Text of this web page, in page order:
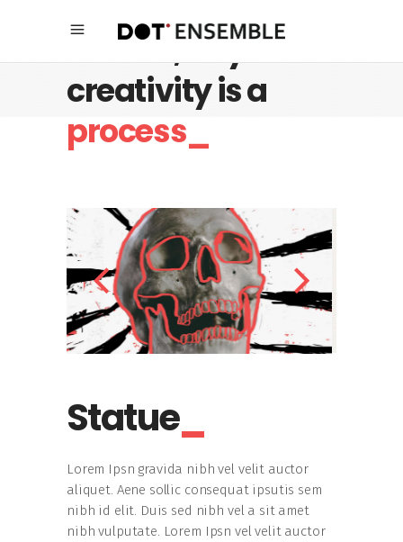
Believe, any
creativity is a
process_
Statue
Lorem Ipsn gravida nibh vel velit auctor
aliquet. Aene sollic consequat ipsutis sem
nibh id elit. Duis sed nibh vel a sit amet
nibh vulputate. Lorem Ipsn vel velit auctor